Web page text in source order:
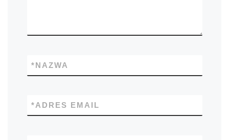
NAZWA
*
ADRES EMAIL
*